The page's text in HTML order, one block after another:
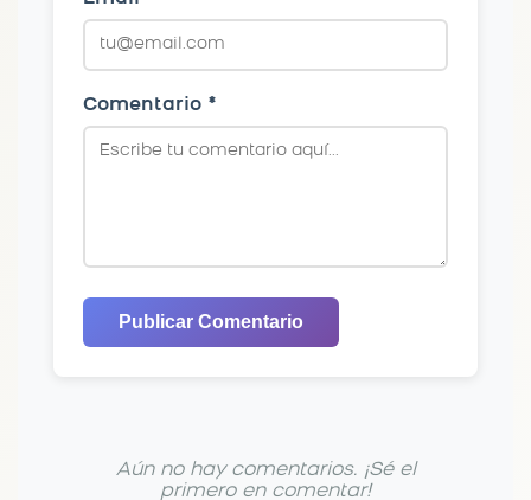
Comentario *
Publicar Comentario
Aún no hay comentarios. ¡Sé el
primero en comentar!